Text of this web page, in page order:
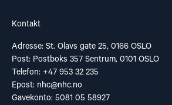
Kontakt
Adresse: St. Olavs gate 25, 0166 OSLO
Post: Postboks 357 Sentrum, 0101 OSLO
Telefon: +47 953 32 235
Epost: nhc@nhc.no
Gavekonto: 5081 05 58927